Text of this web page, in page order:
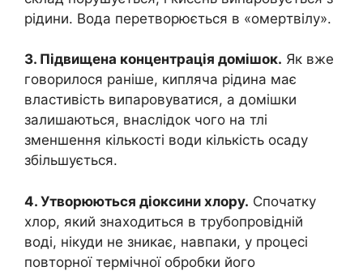
рідини. Вода перетворюється в «омepтвілу».
3. Підвищена концентрація домішок. Як вже
говорилося раніше, кипляча рідина має
властивість випаровуватися, а домішки
залишаються, внаслідок чого на тлі
зменшення кількості води кількість осаду
збільшується.
4. Утворюються діоксини хлору. Спочатку
хлор, який знаходиться в трубопровідній
воді, нікуди не зникає, навпаки, у процесі
повторної термічної обробки його